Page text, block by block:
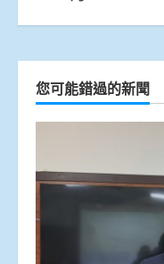
您可能錯過的新聞